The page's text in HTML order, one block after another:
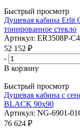
Быстрый просмотр
Душевая кабина Erlit
тонированное стекло
Артикул: ER3508P-
52 152 ₽
-
В корзину
Быстрый просмотр
Душевая кабина с
BLACK 90x90
Артикул: NG-6901-
76 624 ₽